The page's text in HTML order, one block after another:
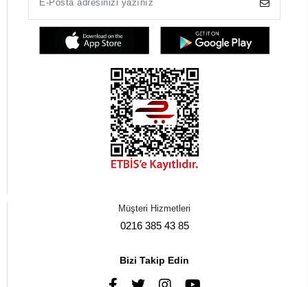
Müşteri Hizmetleri
0216 385 43 85
Bizi Takip Edin